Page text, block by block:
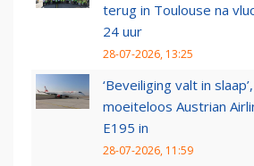
terug in Toulouse na
24 uur
28-07-2026, 13:25
‘Beveiliging valt in
moeiteloos Austrian
E195 in
28-07-2026, 11:59